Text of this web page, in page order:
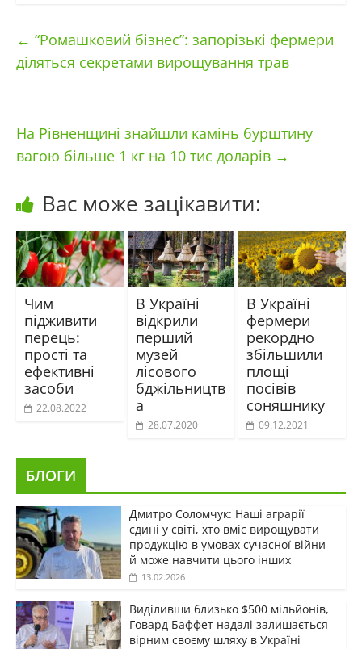
← “Ромашковий бізнес”: запорізькі фермери
діляться секретами вирощування трав
На Рівненщині знайшли камінь бурштину
вагою більше 1 кг на 10 тис доларів →
Вас може зацікавити:
Чим
підживити
перець:
прості та
ефективні
засоби
22.08.2022
В Україні
відкрили
перший
музей
лісового
бджільництв
а
28.07.2020
В Україні
фермери
рекордно
збільшили
площі
посівів
соняшнику
09.12.2021
БЛОГИ
Дмитро Соломчук: Наші аграрії
єдині у світі, хто вміє вирощувати
продукцію в умовах сучасної війни
й може навчити цього інших
13.02.2026
Виділивши близько $500 мільйонів,
Говард Баффет надалі залишається
вірним своєму шляху в Україні